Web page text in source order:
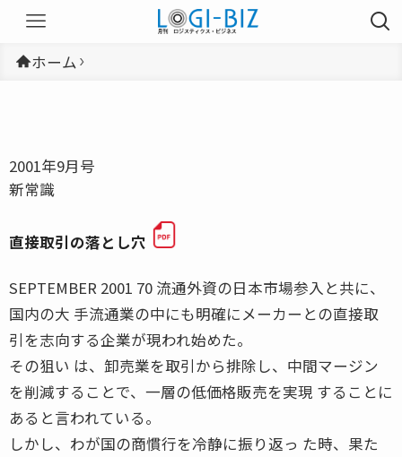
ホーム
2001年9月号
新常識
直接取引の落とし穴
SEPTEMBER 2001 70 流通外資の日本市場参入と共に、
国内の大 手流通業の中にも明確にメーカーとの直接取
引を志向する企業が現われ始めた。
その狙い は、卸売業を取引から排除し、中間マージン
を削減することで、一層の低価格販売を実現 することに
あると言われている。
しかし、わが国の商慣行を冷静に振り返っ た時、果た